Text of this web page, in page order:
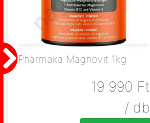
Pharmaka Magnovit 1kg
19 990 Ft
/ db